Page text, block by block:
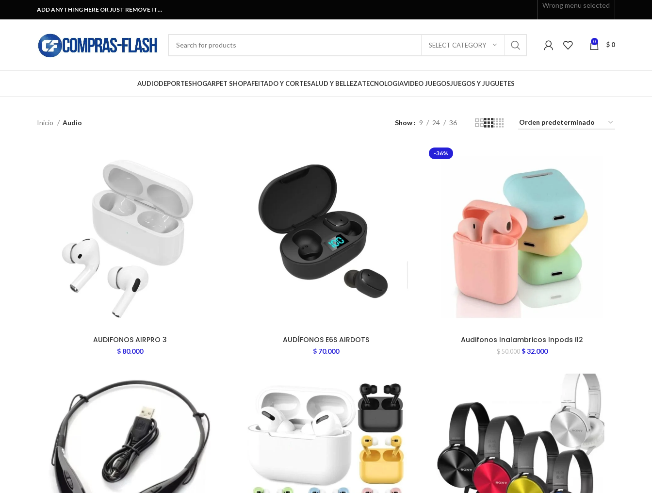
ADD ANYTHING HERE OR JUST REMOVE IT…
Wrong menu selected
SELECT CATEGORY 0 $ 0
AUDIODEPORTESHOGARPET SHOPAFEITADO Y CORTESALUD Y BELLEZATECNOLOGIAVIDEO JUEGOSJUEGOS Y JUGUETES
Inicio Audio Show 9 24 36
AUDIFONOS AIRPRO 3
$ 80.000
AUDÍFONOS E6S AIRDOTS
$ 70.000
-36%
Audifonos Inalambricos Inpods i12
$50.000 $32.000